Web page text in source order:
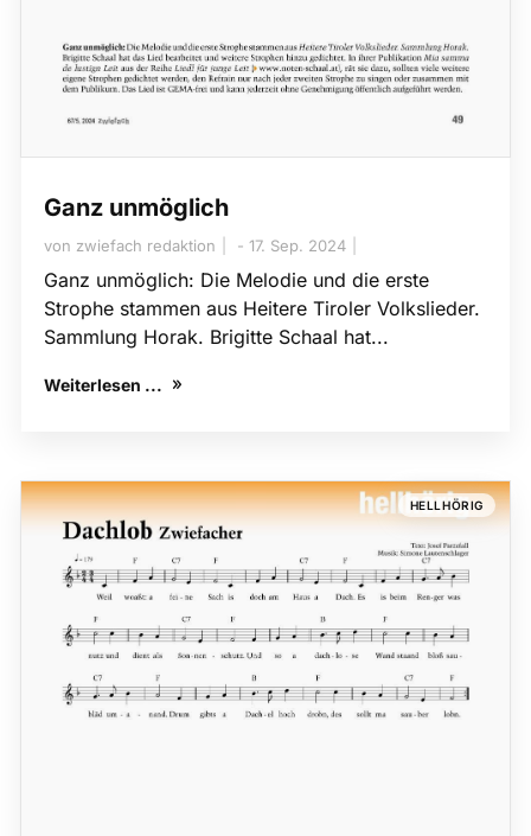
Ganz unmöglich
von zwiefach redaktion 17. Sep. 2024
Ganz unmöglich: Die Melodie und die erste
Strophe stammen aus Heitere Tiroler Volkslieder.
Sammlung Horak. Brigitte Schaal hat...
Weiterlesen ...
HELLHÖRIG